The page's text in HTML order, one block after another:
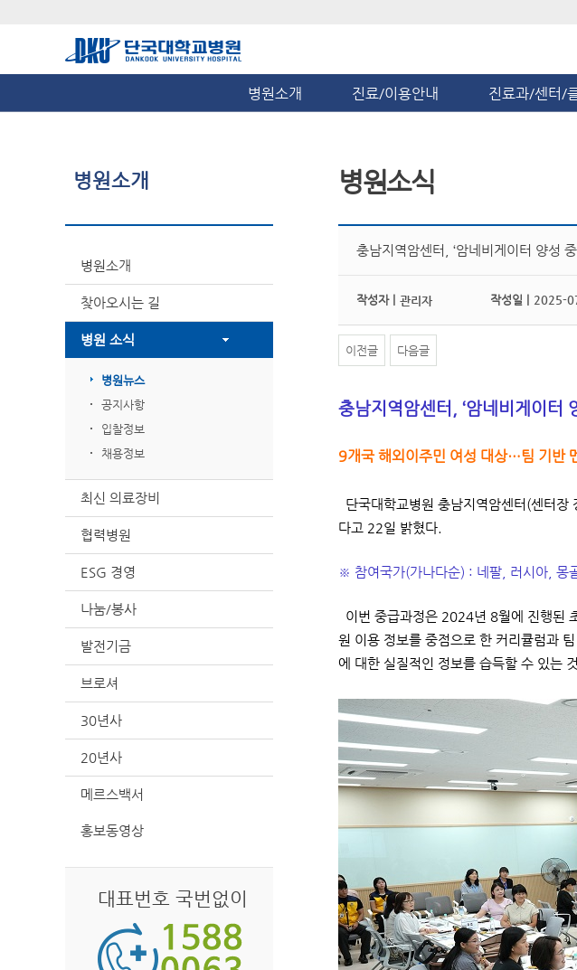
병원소개 진료/이용안내 진료과/센터/
병원소개
병원소개
찾아오시는 길
병원 소식
병원뉴스
공지사항
입찰정보
채용정보
최신 의료장비
협력병원
ESG 경영
나눔/봉사
발전기금
브로셔
30년사
20년사
메르스백서
홍보동영상
대표번호 국번없이
병원소식
충남지역암센터, ‘암네비게이터 양성
작성자 | 관리자 작성일 | 2025-
이전글 다음글
충남지역암센터, ‘암네비게이터
9개국 해외이주민 여성 대상…팀 기반
단국대학교병원 충남지역암센터(센터장
다고 22일 밝혔다.
※ 참여국가(가나다순) : 네팔, 러시아, 몽
이번 중급과정은 2024년 8월에 진행된
원 이용 정보를 중점으로 한 커리큘럼과
에 대한 실질적인 정보를 습득할 수 있는